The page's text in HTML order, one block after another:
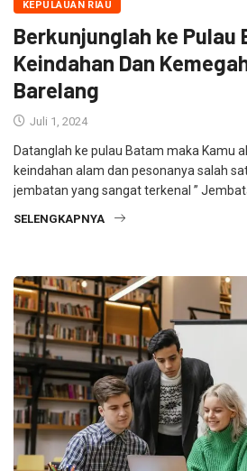
KEPULAUAN RIAU
Berkunjunglah ke Pulau
Keindahan Dan
Barelang
Juli 1, 2024
Datanglah ke pulau Batam maka Kamu
keindahan alam dan pesonanya salah
jembatan yang sangat terkenal ”
SELENGKAPNYA